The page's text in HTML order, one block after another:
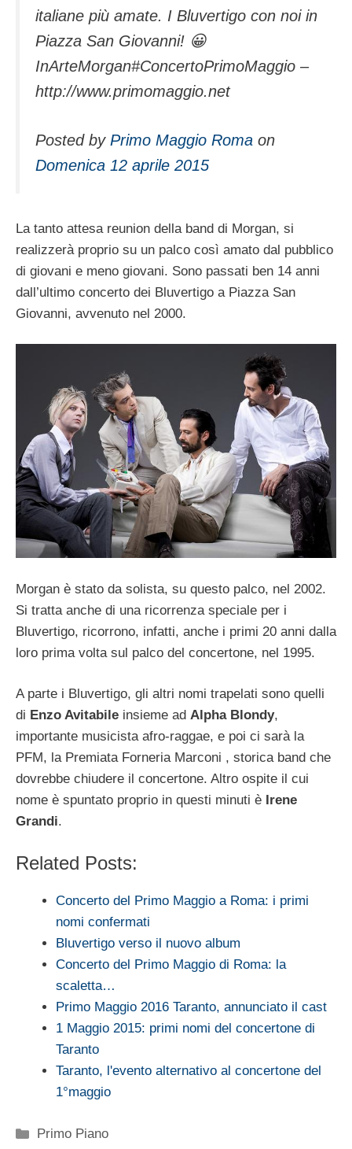
italiane più amate. I Bluvertigo con noi in
Piazza San Giovanni! 😀
InArteMorgan#ConcertoPrimoMaggio –
http://www.primomaggio.net
Posted by Primo Maggio Roma on
Domenica 12 aprile 2015
La tanto attesa reunion della band di Morgan, si
realizzerà proprio su un palco così amato dal pubblico
di giovani e meno giovani. Sono passati ben 14 anni
dall’ultimo concerto dei Bluvertigo a Piazza San
Giovanni, avvenuto nel 2000.
Morgan è stato da solista, su questo palco, nel 2002.
Si tratta anche di una ricorrenza speciale per i
Bluvertigo, ricorrono, infatti, anche i primi 20 anni dalla
loro prima volta sul palco del concertone, nel 1995.
A parte i Bluvertigo, gli altri nomi trapelati sono quelli
di Enzo Avitabile insieme ad Alpha Blondy,
importante musicista afro-raggae, e poi ci sarà la
PFM, la Premiata Forneria Marconi , storica band che
dovrebbe chiudere il concertone. Altro ospite il cui
nome è spuntato proprio in questi minuti è Irene
Grandi.
Related Posts:
Concerto del Primo Maggio a Roma: i primi
nomi confermati
Bluvertigo verso il nuovo album
Concerto del Primo Maggio di Roma: la
scaletta…
Primo Maggio 2016 Taranto, annunciato il cast
1 Maggio 2015: primi nomi del concertone di
Taranto
Taranto, l'evento alternativo al concertone del
1°maggio
Categorie
Primo Piano